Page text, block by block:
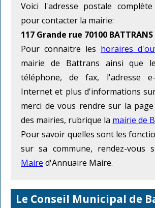
Voici l'adresse postale
pour contacter la mairie:
117 Grande rue 70100 BATTRANS
Pour connaitre les horaires
mairie de Battrans ainsi que
téléphone, de fax, l'adresse
Internet et plus d'informations
merci de vous rendre sur la
des mairies, rubrique la mairie de
Pour savoir quelles sont les
sur sa commune, rendez-vous
Maire d'Annuaire Maire.
Le Conseil Municipal de